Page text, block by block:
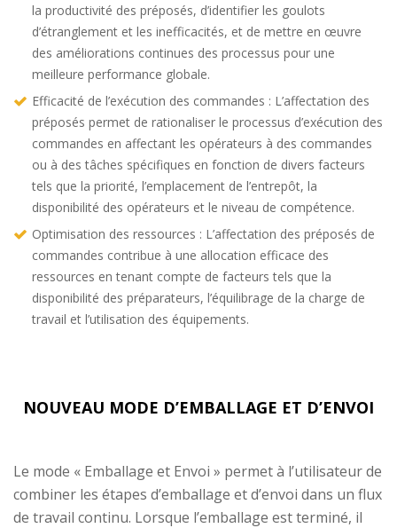
la productivité des préposés, d’identifier les goulots
d’étranglement et les inefficacités, et de mettre en œuvre
des améliorations continues des processus pour une
meilleure performance globale.
Efficacité de l’exécution des commandes : L’affectation des
préposés permet de rationaliser le processus d’exécution des
commandes en affectant les opérateurs à des commandes
ou à des tâches spécifiques en fonction de divers facteurs
tels que la priorité, l’emplacement de l’entrepôt, la
disponibilité des opérateurs et le niveau de compétence.
Optimisation des ressources : L’affectation des préposés de
commandes contribue à une allocation efficace des
ressources en tenant compte de facteurs tels que la
disponibilité des préparateurs, l’équilibrage de la charge de
travail et l’utilisation des équipements.
NOUVEAU MODE D’EMBALLAGE ET D’ENVOI
Le mode « Emballage et Envoi » permet à l’utilisateur de
combiner les étapes d’emballage et d’envoi dans un flux
de travail continu. Lorsque l’emballage est terminé, il